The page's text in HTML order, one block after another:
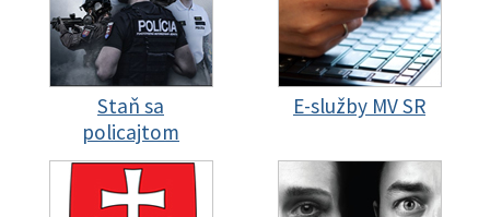
Staň sa
policajtom
E-služby MV SR